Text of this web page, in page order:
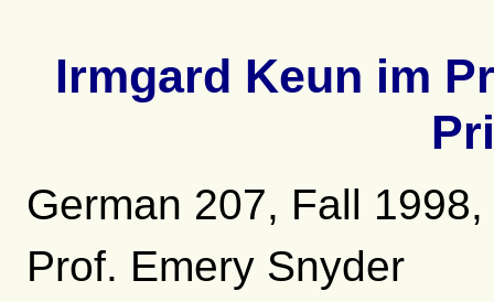
Irmgard Keun im
German 207, Fall
Prof. Emery Snyder